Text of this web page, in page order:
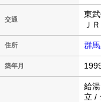
交通
東
Ｊ
住所 群
築年月
給
立 /